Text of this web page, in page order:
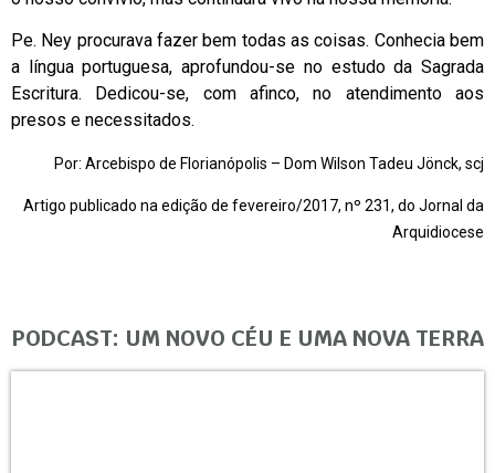
Pe. Ney procurava fazer bem todas as coisas. Conhecia bem
a língua portuguesa, aprofundou-se no estudo da Sagrada
Escritura. Dedicou-se, com afinco, no atendimento aos
presos e necessitados.
Por: Arcebispo de Florianópolis – Dom Wilson Tadeu Jönck, scj
Artigo publicado na edição de fevereiro/2017, nº 231, do Jornal da
Arquidiocese
PODCAST: UM NOVO CÉU E UMA NOVA TERRA